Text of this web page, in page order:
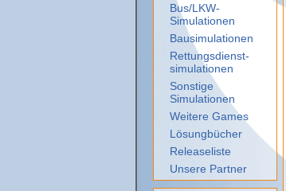
Bus/LKW-
Simulationen
Bausimulationen
Rettungsdienst-
simulationen
Sonstige
Simulationen
Weitere Games
Lösungbücher
Releaseliste
Unsere Partner